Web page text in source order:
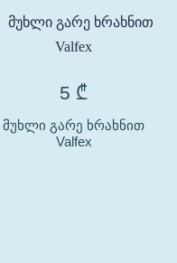
5 ₾
მუხლი გარე ხრახნით
Valfex